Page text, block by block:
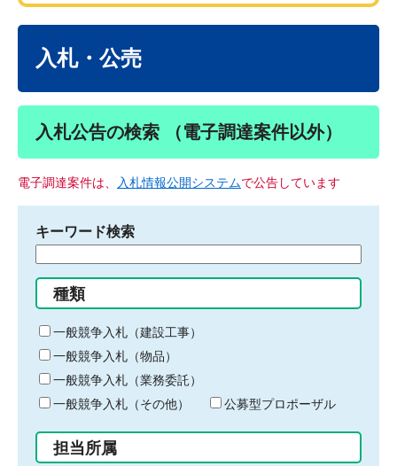
入札・公売
入札公告の検索 （電子調達案件以外）
電子調達案件は、 入札情報公開システムで公告しています
キーワード検索
る
キ
ー
ワ
ー
ド
入
力
種類
一般競争入札（建設工事）
一般競争入札（物品）
一般競争入札（業務委託）
一般競争入札（その他）
公募型プロポーザル
担当所属